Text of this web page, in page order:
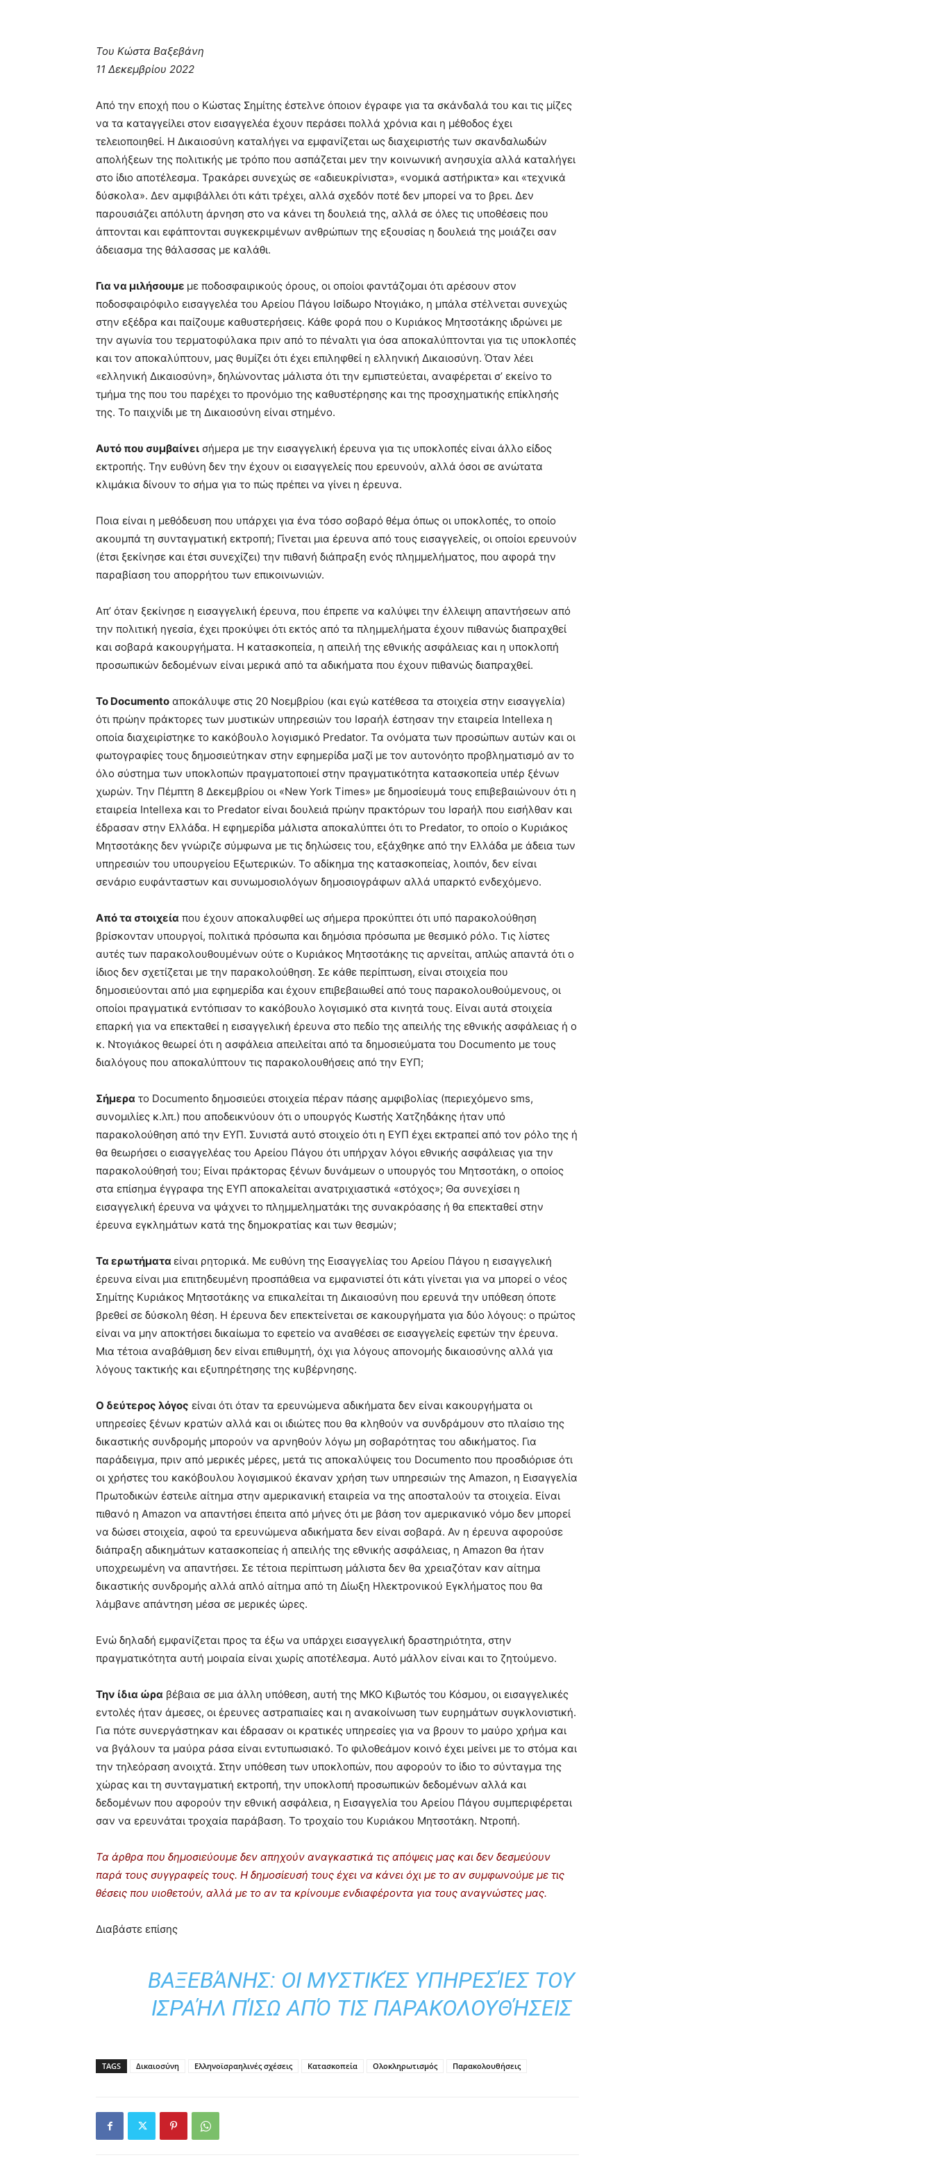
Του Κώστα Βαξεβάνη
11 Δεκεμβρίου 2022
Από την εποχή που ο Κώστας Σηµίτης έστελνε όποιον έγραφε για τα σκάνδαλά του και τις µίζες
να τα καταγγείλει στον εισαγγελέα έχουν περάσει πολλά χρόνια και η µέθοδος έχει
τελειοποιηθεί. Η ∆ικαιοσύνη καταλήγει να εµφανίζεται ως διαχειριστής των σκανδαλωδών
απολήξεων της πολιτικής µε τρόπο που ασπάζεται µεν την κοινωνική ανησυχία αλλά καταλήγει
στο ίδιο αποτέλεσµα. Τρακάρει συνεχώς σε «αδιευκρίνιστα», «νοµικά αστήρικτα» και «τεχνικά
δύσκολα». ∆εν αµφιβάλλει ότι κάτι τρέχει, αλλά σχεδόν ποτέ δεν µπορεί να το βρει. ∆εν
παρουσιάζει απόλυτη άρνηση στο να κάνει τη δουλειά της, αλλά σε όλες τις υποθέσεις που
άπτονται και εφάπτονται συγκεκριµένων ανθρώπων της εξουσίας η δουλειά της µοιάζει σαν
άδειασµα της θάλασσας µε καλάθι.
Για να µιλήσουµε µε ποδοσφαιρικούς όρους, οι οποίοι φαντάζοµαι ότι αρέσουν στον
ποδοσφαιρόφιλο εισαγγελέα του Αρείου Πάγου Ισίδωρο Ντογιάκο, η µπάλα στέλνεται συνεχώς
στην εξέδρα και παίζουµε καθυστερήσεις. Κάθε φορά που ο Κυριάκος Μητσοτάκης ιδρώνει µε
την αγωνία του τερµατοφύλακα πριν από το πέναλτι για όσα αποκαλύπτονται για τις υποκλοπές
και τον αποκαλύπτουν, µας θυµίζει ότι έχει επιληφθεί η ελληνική ∆ικαιοσύνη. Όταν λέει
«ελληνική ∆ικαιοσύνη», δηλώνοντας µάλιστα ότι την εµπιστεύεται, αναφέρεται σ’ εκείνο το
τµήµα της που του παρέχει το προνόµιο της καθυστέρησης και της προσχηµατικής επίκλησής
της. Το παιχνίδι µε τη ∆ικαιοσύνη είναι στηµένο.
Αυτό που συµβαίνει σήµερα µε την εισαγγελική έρευνα για τις υποκλοπές είναι άλλο είδος
εκτροπής. Την ευθύνη δεν την έχουν οι εισαγγελείς που ερευνούν, αλλά όσοι σε ανώτατα
κλιµάκια δίνουν το σήµα για το πώς πρέπει να γίνει η έρευνα.
Ποια είναι η µεθόδευση που υπάρχει για ένα τόσο σοβαρό θέµα όπως οι υποκλοπές, το οποίο
ακουµπά τη συνταγµατική εκτροπή; Γίνεται µια έρευνα από τους εισαγγελείς, οι οποίοι ερευνούν
(έτσι ξεκίνησε και έτσι συνεχίζει) την πιθανή διάπραξη ενός πληµµελήµατος, που αφορά την
παραβίαση του απορρήτου των επικοινωνιών.
Απ’ όταν ξεκίνησε η εισαγγελική έρευνα, που έπρεπε να καλύψει την έλλειψη απαντήσεων από
την πολιτική ηγεσία, έχει προκύψει ότι εκτός από τα πληµµελήµατα έχουν πιθανώς διαπραχθεί
και σοβαρά κακουργήµατα. Η κατασκοπεία, η απειλή της εθνικής ασφάλειας και η υποκλοπή
προσωπικών δεδοµένων είναι µερικά από τα αδικήµατα που έχουν πιθανώς διαπραχθεί.
Το Documento αποκάλυψε στις 20 Νοεµβρίου (και εγώ κατέθεσα τα στοιχεία στην εισαγγελία)
ότι πρώην πράκτορες των µυστικών υπηρεσιών του Ισραήλ έστησαν την εταιρεία Intellexa η
οποία διαχειρίστηκε το κακόβουλο λογισµικό Predator. Τα ονόµατα των προσώπων αυτών και οι
φωτογραφίες τους δηµοσιεύτηκαν στην εφηµερίδα µαζί µε τον αυτονόητο προβληµατισµό αν το
όλο σύστηµα των υποκλοπών πραγµατοποιεί στην πραγµατικότητα κατασκοπεία υπέρ ξένων
χωρών. Την Πέµπτη 8 ∆εκεµβρίου οι «New York Times» µε δηµοσίευµά τους επιβεβαιώνουν ότι η
εταιρεία Intellexa και το Predator είναι δουλειά πρώην πρακτόρων του Ισραήλ που εισήλθαν και
έδρασαν στην Ελλάδα. Η εφηµερίδα µάλιστα αποκαλύπτει ότι το Predator, το οποίο ο Κυριάκος
Μητσοτάκης δεν γνώριζε σύµφωνα µε τις δηλώσεις του, εξάχθηκε από την Ελλάδα µε άδεια των
υπηρεσιών του υπουργείου Εξωτερικών. Το αδίκηµα της κατασκοπείας, λοιπόν, δεν είναι
σενάριο ευφάνταστων και συνωµοσιολόγων δηµοσιογράφων αλλά υπαρκτό ενδεχόµενο.
Από τα στοιχεία που έχουν αποκαλυφθεί ως σήµερα προκύπτει ότι υπό παρακολούθηση
βρίσκονταν υπουργοί, πολιτικά πρόσωπα και δηµόσια πρόσωπα µε θεσµικό ρόλο. Τις λίστες
αυτές των παρακολουθουµένων ούτε ο Κυριάκος Μητσοτάκης τις αρνείται, απλώς απαντά ότι ο
ίδιος δεν σχετίζεται µε την παρακολούθηση. Σε κάθε περίπτωση, είναι στοιχεία που
δηµοσιεύονται από µια εφηµερίδα και έχουν επιβεβαιωθεί από τους παρακολουθούµενους, οι
οποίοι πραγµατικά εντόπισαν το κακόβουλο λογισµικό στα κινητά τους. Είναι αυτά στοιχεία
επαρκή για να επεκταθεί η εισαγγελική έρευνα στο πεδίο της απειλής της εθνικής ασφάλειας ή ο
κ. Ντογιάκος θεωρεί ότι η ασφάλεια απειλείται από τα δηµοσιεύµατα του Documento µε τους
διαλόγους που αποκαλύπτουν τις παρακολουθήσεις από την ΕΥΠ;
Σήµερα το Documento δηµοσιεύει στοιχεία πέραν πάσης αµφιβολίας (περιεχόµενο sms,
συνοµιλίες κ.λπ.) που αποδεικνύουν ότι ο υπουργός Κωστής Χατζηδάκης ήταν υπό
παρακολούθηση από την ΕΥΠ. Συνιστά αυτό στοιχείο ότι η ΕΥΠ έχει εκτραπεί από τον ρόλο της ή
θα θεωρήσει ο εισαγγελέας του Αρείου Πάγου ότι υπήρχαν λόγοι εθνικής ασφάλειας για την
παρακολούθησή του; Είναι πράκτορας ξένων δυνάµεων ο υπουργός του Μητσοτάκη, ο οποίος
στα επίσηµα έγγραφα της ΕΥΠ αποκαλείται ανατριχιαστικά «στόχος»; Θα συνεχίσει η
εισαγγελική έρευνα να ψάχνει το πληµµεληµατάκι της συνακρόασης ή θα επεκταθεί στην
έρευνα εγκληµάτων κατά της δηµοκρατίας και των θεσµών;
Τα ερωτήµατα είναι ρητορικά. Με ευθύνη της Εισαγγελίας του Αρείου Πάγου η εισαγγελική
έρευνα είναι µια επιτηδευµένη προσπάθεια να εµφανιστεί ότι κάτι γίνεται για να µπορεί ο νέος
Σηµίτης Κυριάκος Μητσοτάκης να επικαλείται τη ∆ικαιοσύνη που ερευνά την υπόθεση όποτε
βρεθεί σε δύσκολη θέση. Η έρευνα δεν επεκτείνεται σε κακουργήµατα για δύο λόγους: ο πρώτος
είναι να µην αποκτήσει δικαίωµα το εφετείο να αναθέσει σε εισαγγελείς εφετών την έρευνα.
Μια τέτοια αναβάθµιση δεν είναι επιθυµητή, όχι για λόγους απονοµής δικαιοσύνης αλλά για
λόγους τακτικής και εξυπηρέτησης της κυβέρνησης.
Ο δεύτερος λόγος είναι ότι όταν τα ερευνώµενα αδικήµατα δεν είναι κακουργήµατα οι
υπηρεσίες ξένων κρατών αλλά και οι ιδιώτες που θα κληθούν να συνδράµουν στο πλαίσιο της
δικαστικής συνδροµής µπορούν να αρνηθούν λόγω µη σοβαρότητας του αδικήµατος. Για
παράδειγµα, πριν από µερικές µέρες, µετά τις αποκαλύψεις του Documento που προσδιόρισε ότι
οι χρήστες του κακόβουλου λογισµικού έκαναν χρήση των υπηρεσιών της Amazon, η Εισαγγελία
Πρωτοδικών έστειλε αίτηµα στην αµερικανική εταιρεία να της αποσταλούν τα στοιχεία. Είναι
πιθανό η Amazon να απαντήσει έπειτα από µήνες ότι µε βάση τον αµερικανικό νόµο δεν µπορεί
να δώσει στοιχεία, αφού τα ερευνώµενα αδικήµατα δεν είναι σοβαρά. Αν η έρευνα αφορούσε
διάπραξη αδικηµάτων κατασκοπείας ή απειλής της εθνικής ασφάλειας, η Amazon θα ήταν
υποχρεωµένη να απαντήσει. Σε τέτοια περίπτωση µάλιστα δεν θα χρειαζόταν καν αίτηµα
δικαστικής συνδροµής αλλά απλό αίτηµα από τη ∆ίωξη Ηλεκτρονικού Εγκλήµατος που θα
λάµβανε απάντηση µέσα σε µερικές ώρες.
Ενώ δηλαδή εµφανίζεται προς τα έξω να υπάρχει εισαγγελική δραστηριότητα, στην
πραγµατικότητα αυτή µοιραία είναι χωρίς αποτέλεσµα. Αυτό µάλλον είναι και το ζητούµενο.
Την ίδια ώρα βέβαια σε µια άλλη υπόθεση, αυτή της ΜΚΟ Κιβωτός του Κόσµου, οι εισαγγελικές
εντολές ήταν άµεσες, οι έρευνες αστραπιαίες και η ανακοίνωση των ευρηµάτων συγκλονιστική.
Για πότε συνεργάστηκαν και έδρασαν οι κρατικές υπηρεσίες για να βρουν το µαύρο χρήµα και
να βγάλουν τα µαύρα ράσα είναι εντυπωσιακό. Το φιλοθεάµον κοινό έχει µείνει µε το στόµα και
την τηλεόραση ανοιχτά. Στην υπόθεση των υποκλοπών, που αφορούν το ίδιο το σύνταγµα της
χώρας και τη συνταγµατική εκτροπή, την υποκλοπή προσωπικών δεδοµένων αλλά και
δεδοµένων που αφορούν την εθνική ασφάλεια, η Εισαγγελία του Αρείου Πάγου συµπεριφέρεται
σαν να ερευνάται τροχαία παράβαση. Το τροχαίο του Κυριάκου Μητσοτάκη. Ντροπή.
Τα άρθρα που δημοσιεύουμε δεν απηχούν αναγκαστικά τις απόψεις μας και δεν δεσμεύουν
παρά τους συγγραφείς τους. Η δημοσίευσή τους έχει να κάνει όχι με το αν συμφωνούμε με τις
θέσεις που υιοθετούν, αλλά με το αν τα κρίνουμε ενδιαφέροντα για τους αναγνώστες μας.
Διαβάστε επίσης
ΒΑΞΕΒΆΝΗΣ: ΟΙ ΜΥΣΤΙΚΈΣ ΥΠΗΡΕΣΊΕΣ ΤΟΥ
ΙΣΡΑΉΛ ΠΊΣΩ ΑΠΌ ΤΙΣ ΠΑΡΑΚΟΛΟΥΘΉΣΕΙΣ
TAGS Δικαιοσύνη Ελληνοϊσραηλινές σχέσεις Κατασκοπεία Ολοκληρωτισμός Παρακολουθήσεις